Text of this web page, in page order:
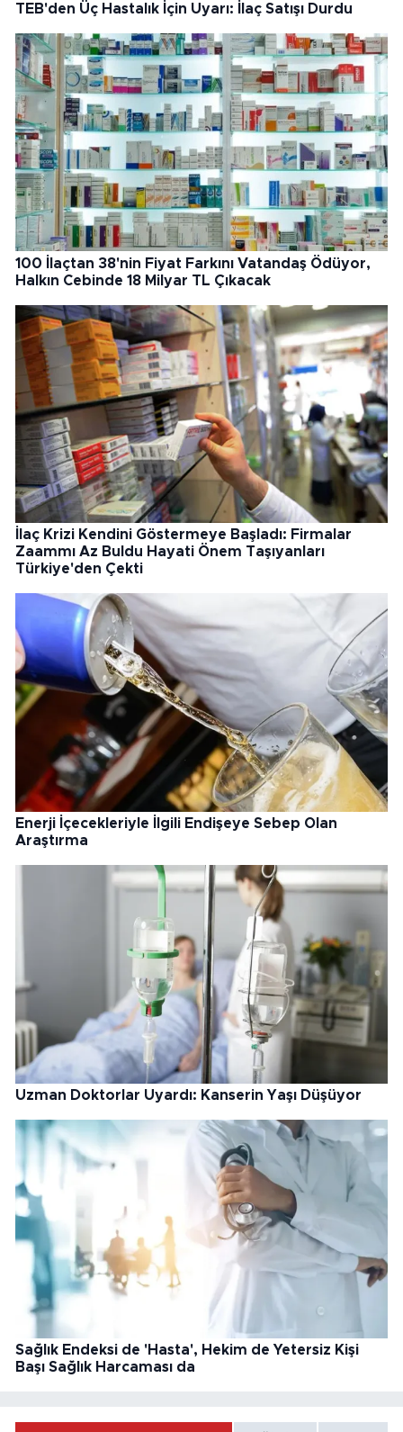
TEB'den Üç Hastalık İçin Uyarı: İlaç Satışı Durdu
100 İlaçtan 38'nin Fiyat Farkını Vatandaş Ödüyor,
Halkın Cebinde 18 Milyar TL Çıkacak
İlaç Krizi Kendini Göstermeye Başladı: Firmalar
Zaammı Az Buldu Hayati Önem Taşıyanları
Türkiye'den Çekti
Enerji İçecekleriyle İlgili Endişeye Sebep Olan
Araştırma
Uzman Doktorlar Uyardı: Kanserin Yaşı Düşüyor
Sağlık Endeksi de 'Hasta', Hekim de Yetersiz Kişi
Başı Sağlık Harcaması da